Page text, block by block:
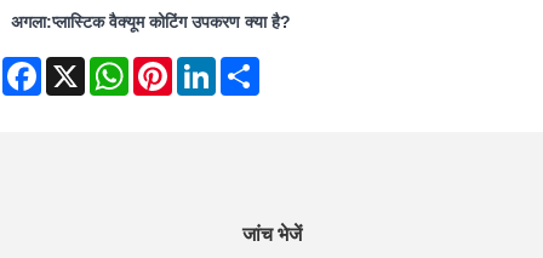
अगला:प्लास्टिक वैक्यूम कोटिंग उपकरण क्या है?
Facebook
X WhatsAppPinterestLinkedIn
जांच भेजें